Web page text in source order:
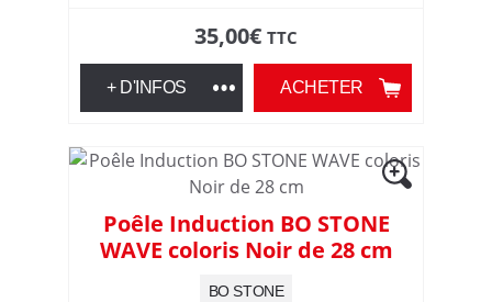
35,00€ TTC
ACHETER
+ D'INFOS
Poêle Induction BO STONE
WAVE coloris Noir de 28 cm
BO STONE